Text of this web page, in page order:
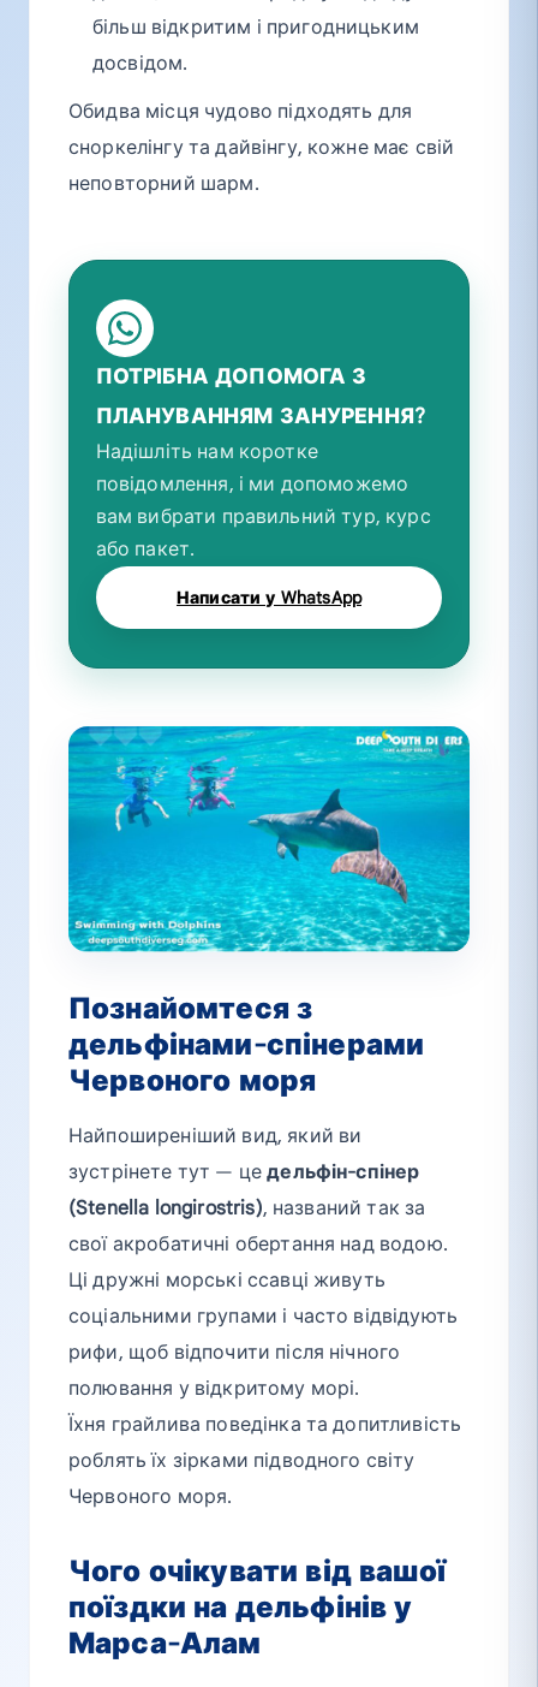
більш відкритим і пригодницьким
досвідом.
Обидва місця чудово підходять для
сноркелінгу та дайвінгу, кожне має свій
неповторний шарм.
ПОТРІБНА ДОПОМОГА З
ПЛАНУВАННЯМ ЗАНУРЕННЯ?
Надішліть нам коротке
повідомлення, і ми допоможемо
вам вибрати правильний тур, курс
або пакет.
Написати у WhatsApp
Познайомтеся з
дельфінами-спінерами
Червоного моря
Найпоширеніший вид, який ви
зустрінете тут — цедельфін-спінер
(Stenella longirostris), названий так за
свої акробатичні обертання над водою.
Ці дружні морські ссавці живуть
соціальними групами і часто відвідують
рифи, щоб відпочити після нічного
полювання у відкритому морі.
Їхня грайлива поведінка та допитливість
роблять їх зірками підводного світу
Червоного моря.
Чого очікувати від вашої
поїздки на дельфінів у
Марса-Алам